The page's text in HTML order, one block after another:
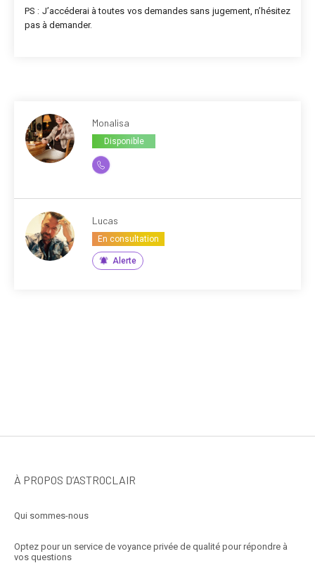
Monalisa
Disponible
Lucas
En consultation
Alerte
PS : J’accéderai à toutes vos demandes sans jugement, n’hésitez
pas à demander.
À PROPOS D’ASTROCLAIR
Qui sommes-nous
Optez pour un service de voyance privée de qualité pour répondre à
vos questions